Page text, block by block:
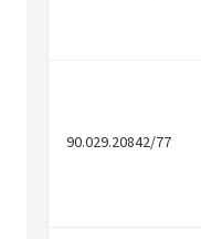
90.029.20842/77